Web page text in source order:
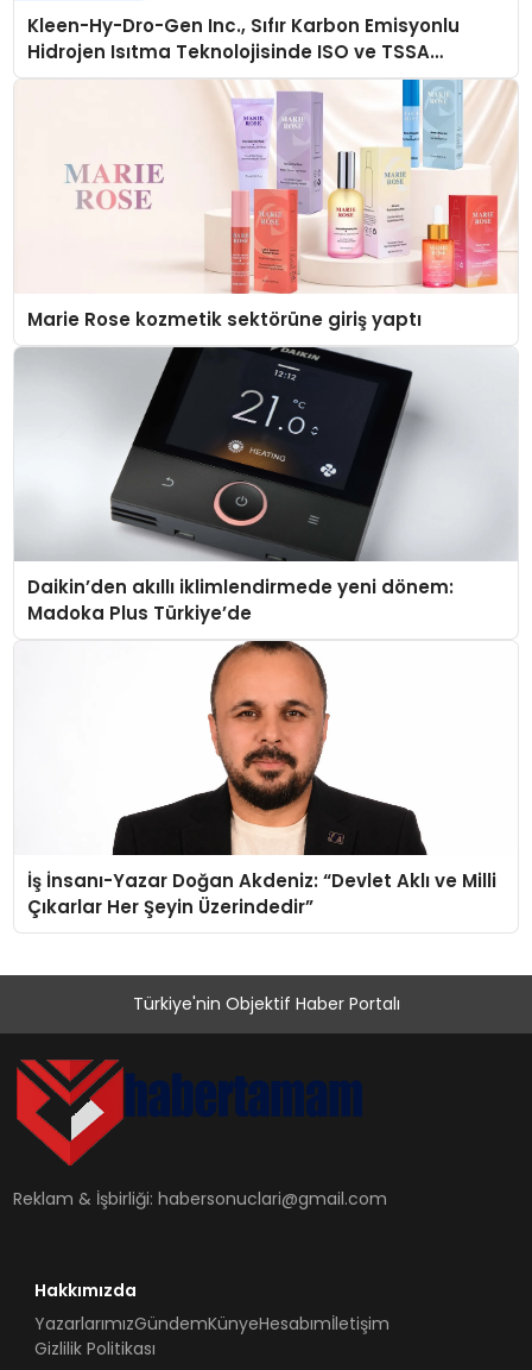
Kleen-Hy-Dro-Gen Inc., Sıfır Karbon Emisyonlu
Hidrojen Isıtma Teknolojisinde ISO ve TSSA
Düzenleyici Onaylarını Aldı
Marie Rose kozmetik sektörüne giriş yaptı
Daikin’den akıllı iklimlendirmede yeni dönem:
Madoka Plus Türkiye’de
İş İnsanı-Yazar Doğan Akdeniz: “Devlet Aklı ve Milli
Çıkarlar Her Şeyin Üzerindedir”
Türkiye'nin Objektif Haber Portalı
Reklam & İşbirliği:habersonuclari@gmail.com
Hakkımızda
YazarlarımızGündemKünyeHesabımİletişim
Gizlilik Politikası